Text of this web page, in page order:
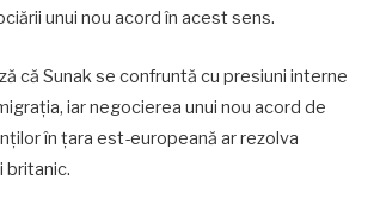
unui nou acord în acest sens.
că Sunak se confruntă cu presiuni interne
iar negocierea unui nou acord de
în țara est-europeană ar rezolva
britanic.